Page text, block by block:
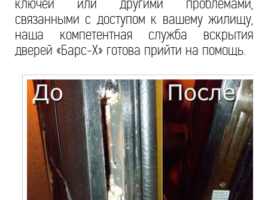
ключей или другими проблемами,
связанными с доступом к вашему жилищу,
наша компетентная служба вскрытия
дверей «Барс-Х» готова прийти на помощь.